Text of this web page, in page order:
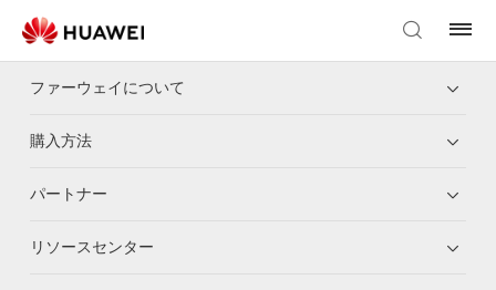
ファーウェイについて
購入方法
パートナー
リソースセンター